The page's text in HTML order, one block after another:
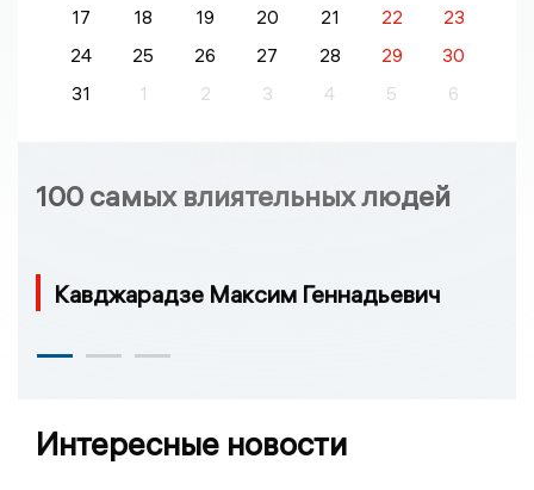
17
18 19 20 21 22
23
24
25 26 27 28 29
30
31
1 2 3 4 5 6
100 самых влиятельных людей
Кавджарадзе Максим Геннадьевич
Интересные новости